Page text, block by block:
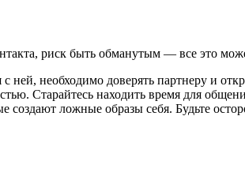
риск быть обманутым — все это
необходимо доверять партнеру и
Старайтесь находить время для
ложные образы себя. Будьте